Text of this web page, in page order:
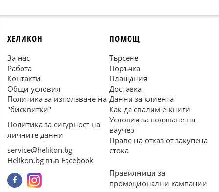
ХЕЛИКОН
За нас
Работа
Контакти
Общи условия
Политика за използване на
"бисквитки"
Политика за сигурност на
личните данни
service@helikon.bg
Helikon.bg във Facebook
ПОМОЩ
Търсене
Поръчка
Плащания
Доставка
Данни за клиента
Как да свалим е-книги
Условия за ползване на
ваучер
Право на отказ от закупена
стока
Правилници за
промоционални кампании